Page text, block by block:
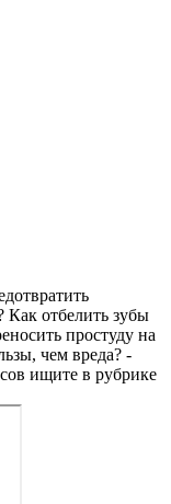
Как отбелить зубы
простуду на
чем вреда? -
ищите в рубрике